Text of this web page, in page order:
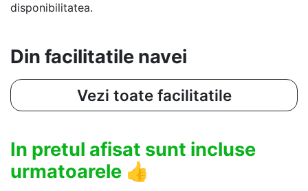
disponibilitatea.
Din facilitatile navei
Vezi toate facilitatile
In pretul afisat sunt incluse
urmatoarele 👍